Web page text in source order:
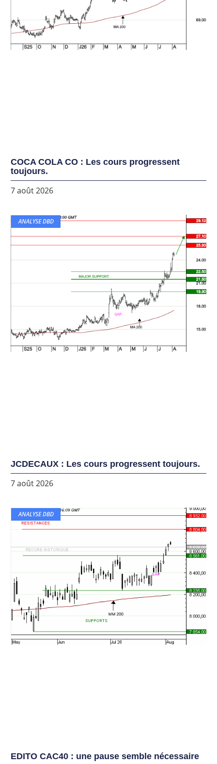
COCA COLA CO : Les cours progressent
toujours.
7 août 2026
ANALYSE DBD
JCDECAUX : Les cours progressent toujours.
7 août 2026
ANALYSE DBD
EDITO CAC40 : une pause semble nécessaire